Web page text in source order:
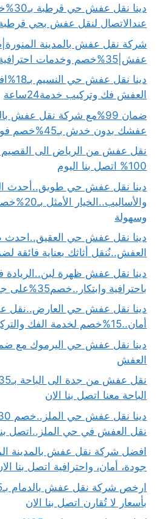
دينا
عندالاتصال لنقل عفش بحي
عفش|35%خصم وخدمات احترافية اتصل الان
دينا
العفش فك وتركيب خدمة24ساعة
ضمان 99%مع شركة نقل
عفشك بدون خدش بـ45%خصم فوري
100% اتصل بنا اليوم
دينا نقل عفش حي طويق..أحدث
وسهولة
دينا نقل عفش حي
العفش..نُنقل أثاثك بعناية فائقة
دينا نقل عفش ظهرة
باحترافية وابتكار..خصم35%على جميع خدماتنا
أمان..15%خصم لخدمة الفك والتركيب
العفش
الباحة معنا اتصل بنا الان
نقل العفش في حي الملز..اتصل
جودة، أمان، واحترافية اتصل بنا
بأسعار لا تُقارن اتصل بنا الان